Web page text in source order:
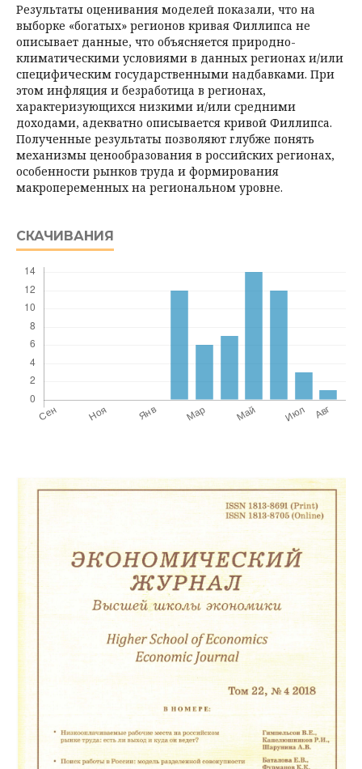
Результаты оценивания моделей показали, что на
выборке «богатых» регионов кривая Филлипса не
описывает данные, что объясняется природно-
климатическими условиями в данных регионах и/или
специфическим государственными надбавками. При
этом инфляция и безработица в регионах,
характеризующихся низкими и/или средними
доходами, адекватно описывается кривой Филлипса.
Полученные результаты позволяют глубже понять
механизмы ценообразования в российских регионах,
особенности рынков труда и формирования
макропеременных на региональном уровне.
СКАЧИВАНИЯ